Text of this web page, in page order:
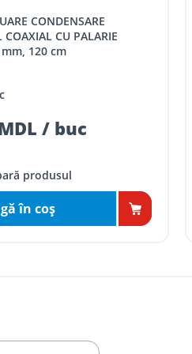
COAXIAL CU PALARIE
120 cm
/ buc
produsul
în coş